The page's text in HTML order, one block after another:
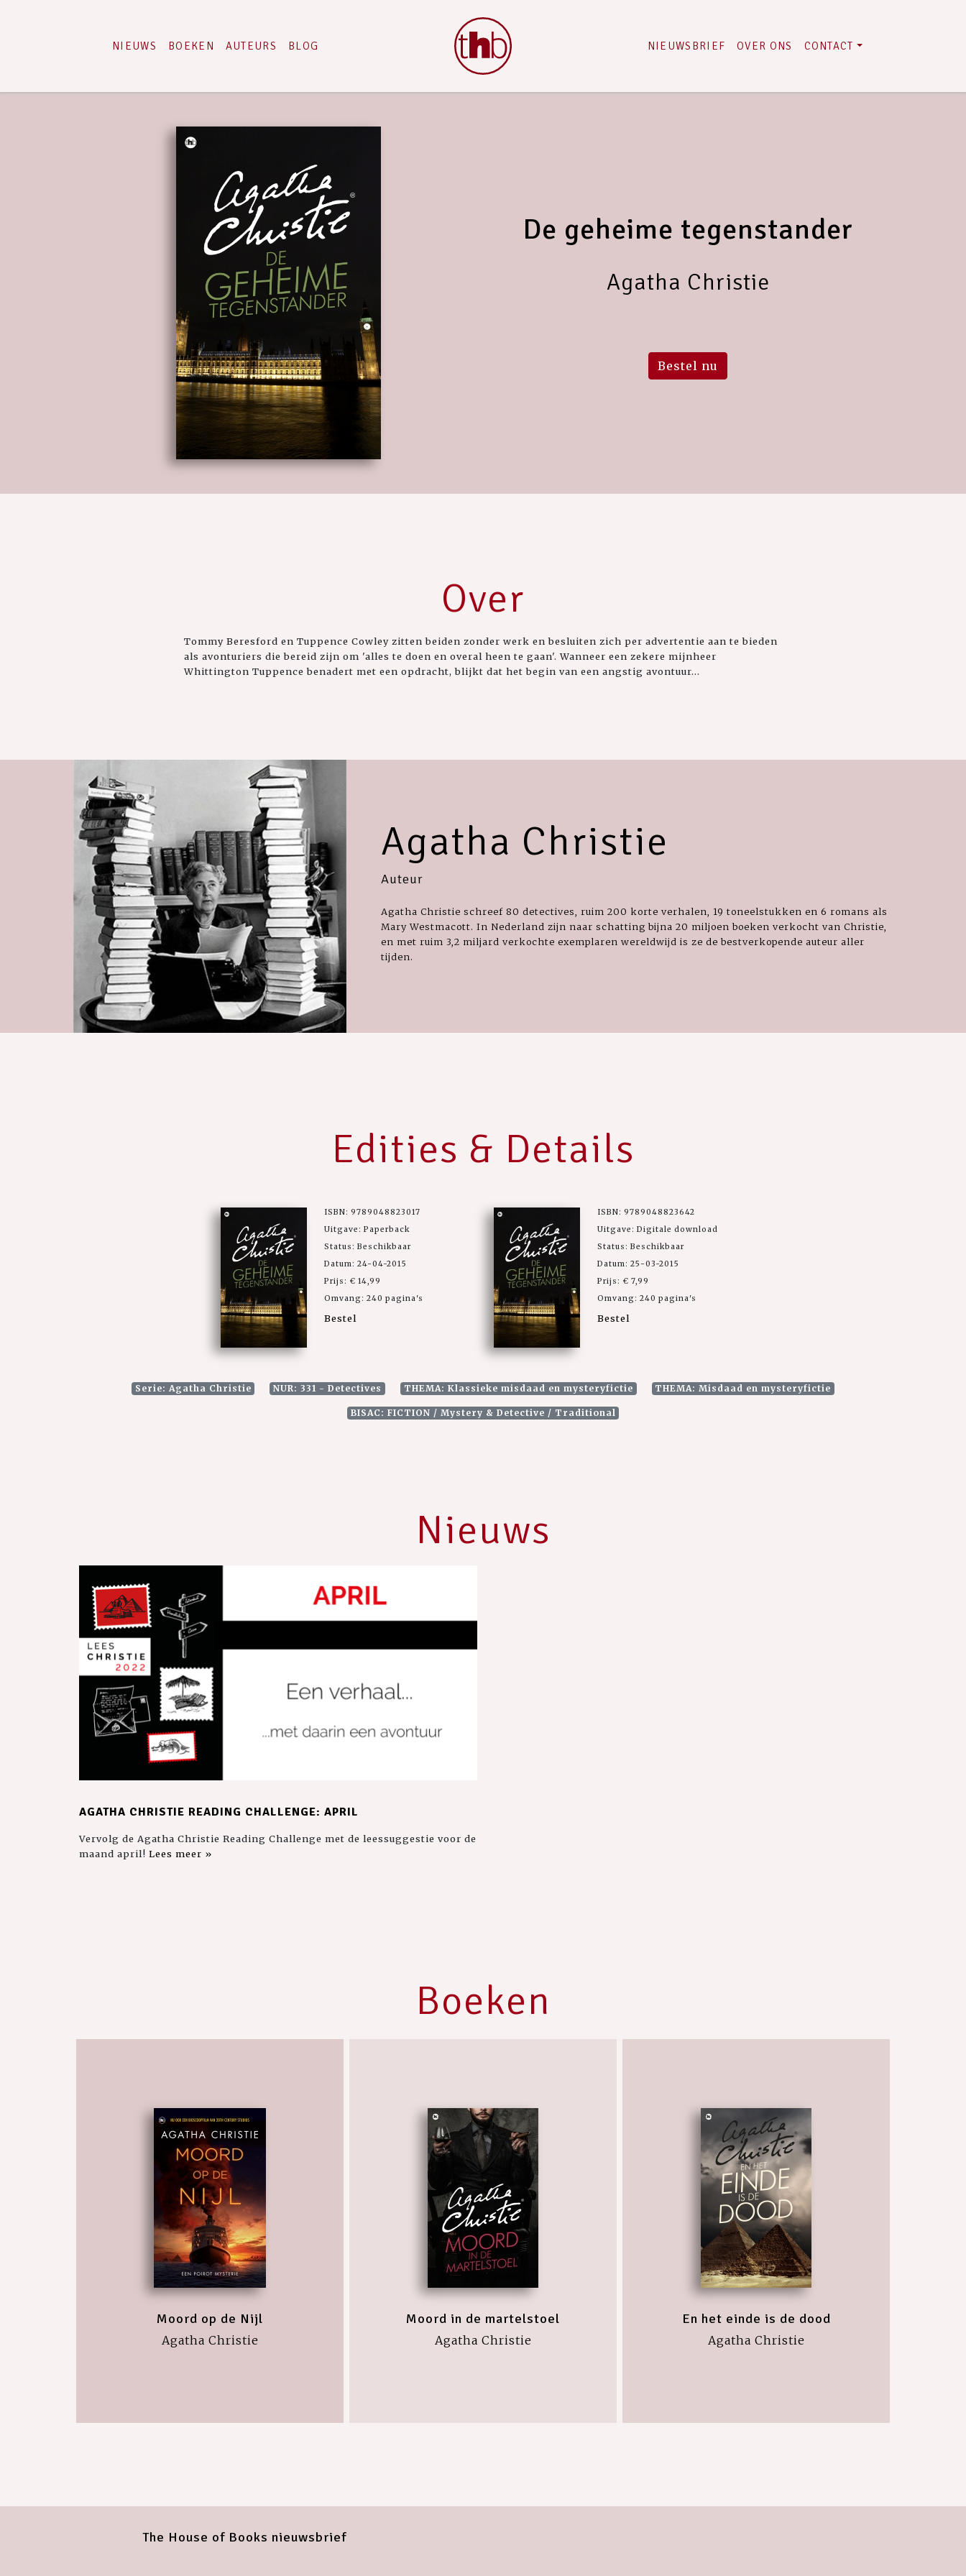
NIEUWS BOEKEN AUTEURS BLOG NIEUWSBRIEF OVER ONS CONTACT
De geheime tegenstander
Agatha Christie
Bestel nu
Over
Tommy Beresford en Tuppence Cowley zitten beiden zonder werk en besluiten zich per advertentie aan te bieden
als avonturiers die bereid zijn om 'alles te doen en overal heen te gaan'. Wanneer een zekere mijnheer
Whittington Tuppence benadert met een opdracht, blijkt dat het begin van een angstig avontuur...
Agatha Christie
Auteur
Agatha Christie schreef 80 detectives, ruim 200 korte verhalen, 19 toneelstukken en 6 romans als
Mary Westmacott. In Nederland zijn naar schatting bijna 20 miljoen boeken verkocht van Christie,
en met ruim 3,2 miljard verkochte exemplaren wereldwijd is ze de bestverkopende auteur aller
tijden.
Edities & Details
ISBN: 9789048823017
Uitgave: Paperback
Status: Beschikbaar
Datum: 24-04-2015
Prijs: € 14,99
Omvang: 240 pagina's
Bestel
ISBN: 9789048823642
Uitgave: Digitale download
Status: Beschikbaar
Datum: 25-03-2015
Prijs: € 7,99
Omvang: 240 pagina's
Bestel
Serie: Agatha Christie NUR: 331 - Detectives THEMA: Klassieke misdaad en mysteryfictie THEMA: Misdaad en mysteryfictie
BISAC: FICTION / Mystery & Detective / Traditional
Nieuws
AGATHA CHRISTIE READING CHALLENGE: APRIL
Vervolg de Agatha Christie Reading Challenge met de leessuggestie voor de
maand april! Lees meer »
Boeken
Moord op de Nijl
Agatha Christie
Moord in de martelstoel
Agatha Christie
En het einde is de dood
Agatha Christie
The House of Books nieuwsbrief